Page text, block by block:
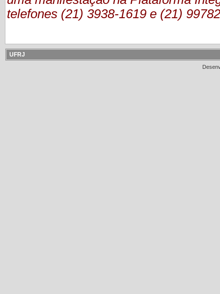
telefones (21) 3938-1619 e (21)
UFRJ